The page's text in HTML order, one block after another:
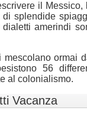
il Messico,
splendide
amerindi
ormai
56
al colonialismo.
Vacanza